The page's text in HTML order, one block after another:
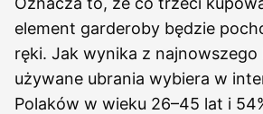
element garderoby będzie
ręki. Jak wynika z najnowszego
używane ubrania wybiera w
Polaków w wieku 26–45 lat i